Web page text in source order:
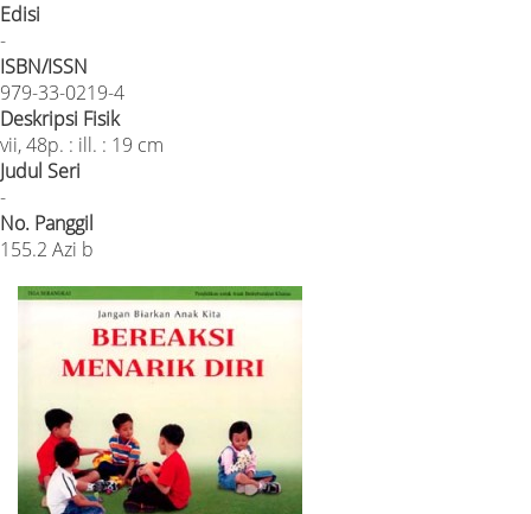
Edisi
-
ISBN/ISSN
979-33-0219-4
Deskripsi Fisik
vii, 48p. : ill. : 19 cm
Judul Seri
-
No. Panggil
155.2 Azi b